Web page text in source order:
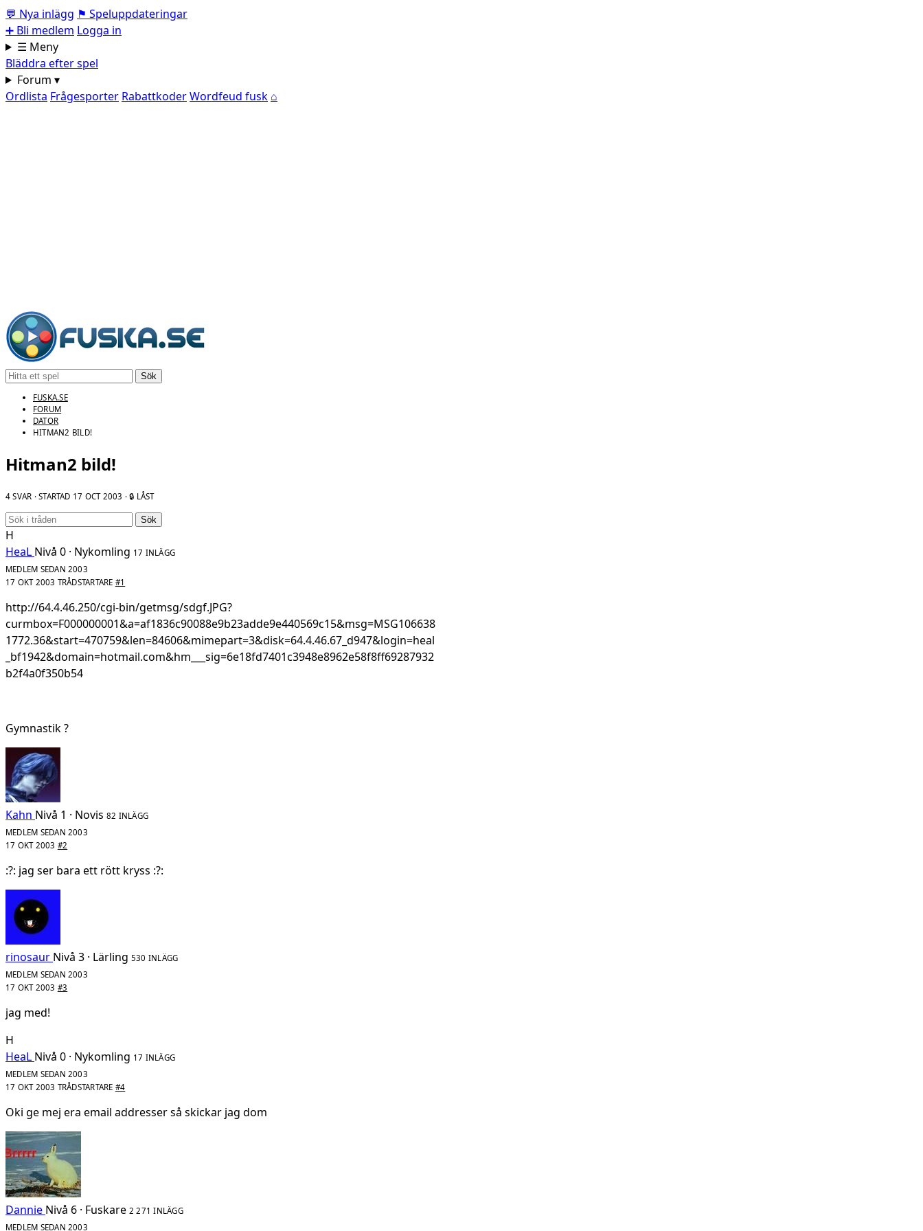
💬 Nya inlägg ⚑ Speluppdateringar
➕ Bli medlem Logga in
☰ Meny
Bläddra efter spel
Forum ▾
Ordlista Frågesporter RabattkoderWordfeud fusk ⌂
Sök
FUSKA.SE
FORUM
DATOR
HITMAN2 BILD!
Hitman2 bild!
4 SVAR · STARTAD 17 OCT 2003 · 🔒 LÅST
Sök
H
HeaL Nivå 0 · Nykomling 17 INLÄGG
MEDLEM SEDAN 2003
17 OKT 2003 TRÅDSTARTARE #1
http://64.4.46.250/cgi-bin/getmsg/sdgf.JPG?
curmbox=F000000001&a=af1836c90088e9b23adde9e440569c15&msg=MSG106638
1772.36&start=470759&len=84606&mimepart=3&disk=64.4.46.67_d947&login=heal
_bf1942&domain=hotmail.com&hm___sig=6e18fd7401c3948e8962e58f8ff69287932
b2f4a0f350b54
Gymnastik ?
Kahn Nivå 1 · Novis 82 INLÄGG
MEDLEM SEDAN 2003
17 OKT 2003 #2
:?: jag ser bara ett rött kryss :?:
rinosaur Nivå 3 · Lärling 530 INLÄGG
MEDLEM SEDAN 2003
17 OKT 2003 #3
jag med!
H
HeaL Nivå 0 · Nykomling 17 INLÄGG
MEDLEM SEDAN 2003
17 OKT 2003 TRÅDSTARTARE #4
Oki ge mej era email addresser så skickar jag dom
Dannie Nivå 6 · Fuskare 2 271 INLÄGG
MEDLEM SEDAN 2003